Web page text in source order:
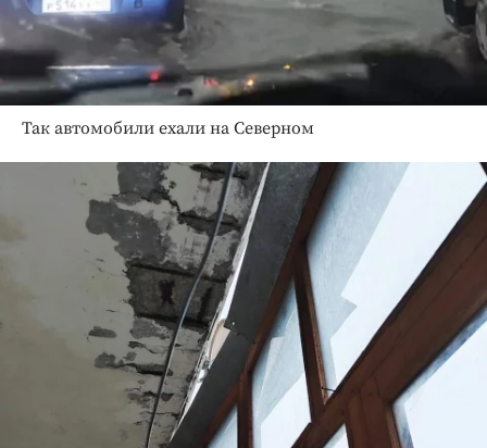
Так автомобили ехали на Северном